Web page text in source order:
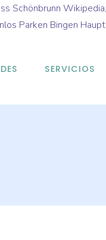
Schönbrunn Wikipedia,
Parken Bingen
SERVICIOS